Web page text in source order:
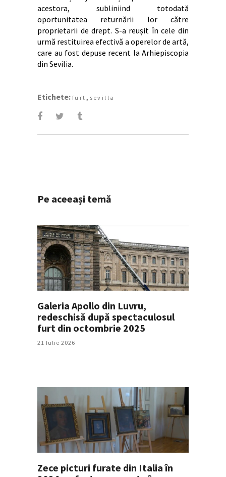
acestora, subliniind totodată
oportunitatea returnării lor către
proprietarii de drept. S-a reușit în cele din
urmă restituirea efectivă a operelor de artă,
care au fost depuse recent la Arhiepiscopia
din Sevilia.
Etichete: furt , sevilla
Pe aceeași temă
Galeria Apollo din Luvru,
redeschisă după spectaculosul
furt din octombrie 2025
21 Iulie 2026
Zece picturi furate din Italia în